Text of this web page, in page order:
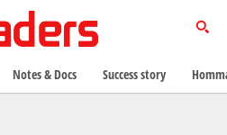
Notes & Docs Success story